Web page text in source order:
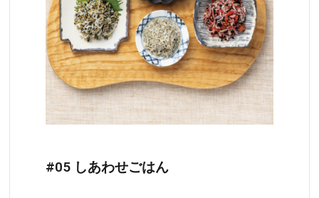
#05 しあわせごはん